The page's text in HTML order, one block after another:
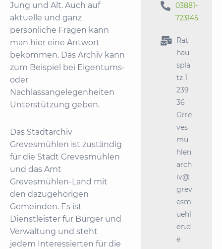
Jung und Alt. Auch auf
aktuelle und ganz
persönliche Fragen kann
man hier eine Antwort
bekommen. Das Archiv kann
zum Beispiel bei Eigentums-
oder
Nachlassangelegenheiten
Unterstützung geben.
Das Stadtarchiv
Grevesmühlen ist zuständig
für die Stadt Grevesmühlen
und das Amt
Grevesmühlen-Land mit
den dazugehörigen
Gemeinden. Es ist
Dienstleister für Bürger und
Verwaltung und steht
jedem Interessierten für die
 03881-
723145
 Rat
hau
spla
tz 1
239
36
Grre
ves
mü
hlen
arch
iv@
grev
esm
uehl
en.d
e